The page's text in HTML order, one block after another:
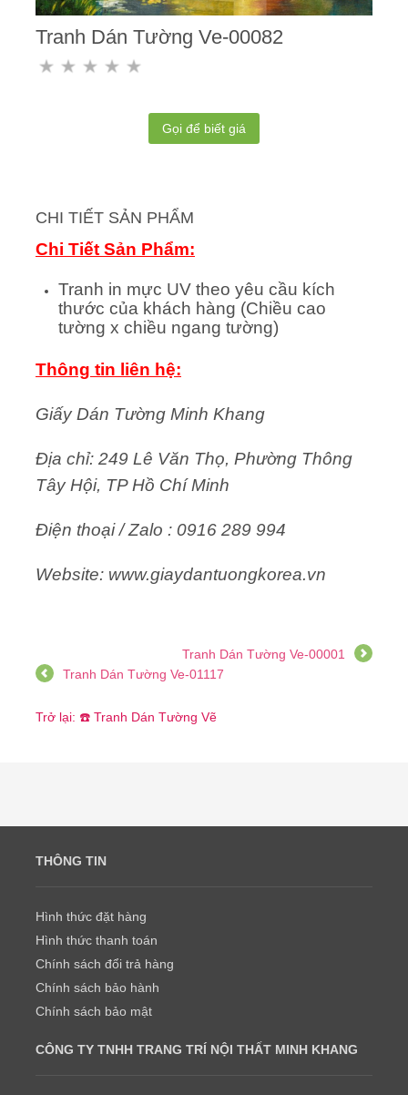
Tranh Dán Tường Ve-00082
Gọi để biết giá
CHI TIẾT SẢN PHẨM
Chi Tiết Sản Phẩm:
Tranh in mực UV theo yêu cầu kích
thước của khách hàng (Chiều cao
tường x chiều ngang tường)
Thông tin liên hệ:
Giấy Dán Tường Minh Khang
Địa chỉ: 249 Lê Văn Thọ, Phường Thông
Tây Hội, TP Hồ Chí Minh
Điện thoại / Zalo : 0916 289 994
Website: www.giaydantuongkorea.vn
Tranh Dán Tường Ve-00001
Tranh Dán Tường Ve-01117
Trở lại: ☎️ Tranh Dán Tường Vẽ
THÔNG TIN
Hình thức đặt hàng
Hình thức thanh toán
Chính sách đổi trả hàng
Chính sách bảo hành
Chính sách bảo mật
CÔNG TY TNHH TRANG TRÍ NỘI THẤT MINH KHANG